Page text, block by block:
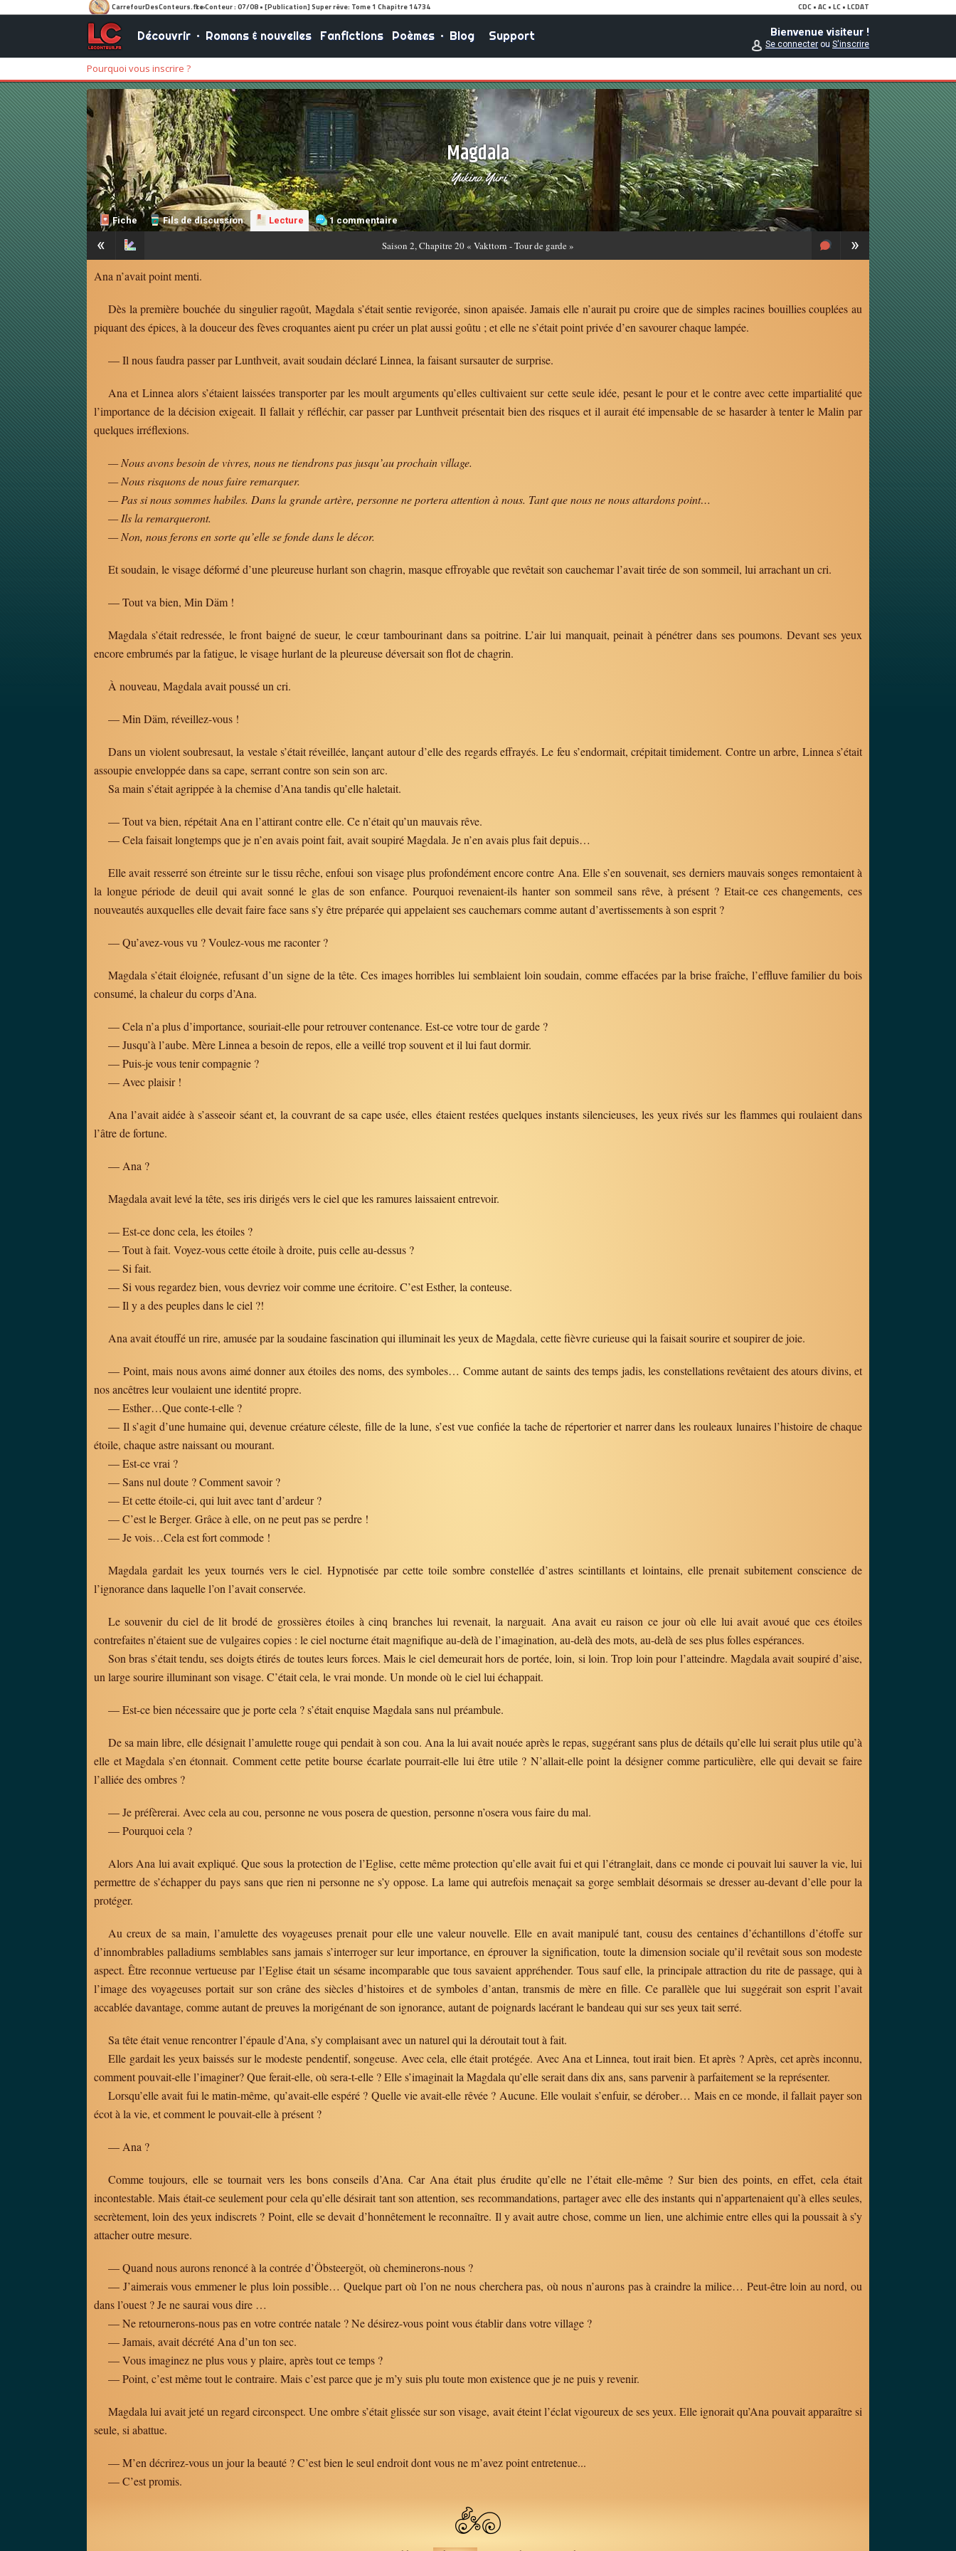
Découvrir• Romans & nouvelles Fanfictions Poèmes• Blog Support Bienvenue visiteur !
Se connecterou S'inscrire
Pourquoi vous inscrire ?
Magdala
Yukino Yuri
Fiche Fils de discussion Lecture 1 commentaire
« »
Saison 2, Chapitre 20 « Vakttorn - Tour de garde »
Ana n’avait point menti.
Dès la première bouchée du singulier ragoût, Magdala s’était sentie revigorée, sinon apaisée. Jamais elle n’aurait pu croire que de simples racines bouillies couplées au
piquant des épices, à la douceur des fèves croquantes aient pu créer un plat aussi goûtu ; et elle ne s’était point privée d’en savourer chaque lampée.
— Il nous faudra passer par Lunthveit, avait soudain déclaré Linnea, la faisant sursauter de surprise.
Ana et Linnea alors s’étaient laissées transporter par les moult arguments qu’elles cultivaient sur cette seule idée, pesant le pour et le contre avec cette impartialité que
l’importance de la décision exigeait. Il fallait y réfléchir, car passer par Lunthveit présentait bien des risques et il aurait été impensable de se hasarder à tenter le Malin par
quelques irréflexions.
— Nous avons besoin de vivres, nous ne tiendrons pas jusqu’au prochain village.
— Nous risquons de nous faire remarquer.
— Pas si nous sommes habiles. Dans la grande artère, personne ne portera attention à nous. Tant que nous ne nous attardons point…
— Ils la remarqueront.
— Non, nous ferons en sorte qu’elle se fonde dans le décor.
Et soudain, le visage déformé d’une pleureuse hurlant son chagrin, masque effroyable que revêtait son cauchemar l’avait tirée de son sommeil, lui arrachant un cri.
— Tout va bien, Min Däm !
Magdala s’était redressée, le front baigné de sueur, le cœur tambourinant dans sa poitrine. L’air lui manquait, peinait à pénétrer dans ses poumons. Devant ses yeux
encore embrumés par la fatigue, le visage hurlant de la pleureuse déversait son flot de chagrin.
À nouveau, Magdala avait poussé un cri.
— Min Däm, réveillez-vous !
Dans un violent soubresaut, la vestale s’était réveillée, lançant autour d’elle des regards effrayés. Le feu s’endormait, crépitait timidement. Contre un arbre, Linnea s’était
assoupie enveloppée dans sa cape, serrant contre son sein son arc.
Sa main s’était agrippée à la chemise d’Ana tandis qu’elle haletait.
— Tout va bien, répétait Ana en l’attirant contre elle. Ce n’était qu’un mauvais rêve.
— Cela faisait longtemps que je n’en avais point fait, avait soupiré Magdala. Je n’en avais plus fait depuis…
Elle avait resserré son étreinte sur le tissu rêche, enfoui son visage plus profondément encore contre Ana. Elle s’en souvenait, ses derniers mauvais songes remontaient à
la longue période de deuil qui avait sonné le glas de son enfance. Pourquoi revenaient-ils hanter son sommeil sans rêve, à présent ? Etait-ce ces changements, ces
nouveautés auxquelles elle devait faire face sans s’y être préparée qui appelaient ses cauchemars comme autant d’avertissements à son esprit ?
— Qu’avez-vous vu ? Voulez-vous me raconter ?
Magdala s’était éloignée, refusant d’un signe de la tête. Ces images horribles lui semblaient loin soudain, comme effacées par la brise fraîche, l’effluve familier du bois
consumé, la chaleur du corps d’Ana.
— Cela n’a plus d’importance, souriait-elle pour retrouver contenance. Est-ce votre tour de garde ?
— Jusqu’à l’aube. Mère Linnea a besoin de repos, elle a veillé trop souvent et il lui faut dormir.
— Puis-je vous tenir compagnie ?
— Avec plaisir !
Ana l’avait aidée à s’asseoir séant et, la couvrant de sa cape usée, elles étaient restées quelques instants silencieuses, les yeux rivés sur les flammes qui roulaient dans
l’âtre de fortune.
— Ana ?
Magdala avait levé la tête, ses iris dirigés vers le ciel que les ramures laissaient entrevoir.
— Est-ce donc cela, les étoiles ?
— Tout à fait. Voyez-vous cette étoile à droite, puis celle au-dessus ?
— Si fait.
— Si vous regardez bien, vous devriez voir comme une écritoire. C’est Esther, la conteuse.
— Il y a des peuples dans le ciel ?!
Ana avait étouffé un rire, amusée par la soudaine fascination qui illuminait les yeux de Magdala, cette fièvre curieuse qui la faisait sourire et soupirer de joie.
— Point, mais nous avons aimé donner aux étoiles des noms, des symboles… Comme autant de saints des temps jadis, les constellations revêtaient des atours divins, et
nos ancêtres leur voulaient une identité propre.
— Esther…Que conte-t-elle ?
— Il s’agit d’une humaine qui, devenue créature céleste, fille de la lune, s’est vue confiée la tache de répertorier et narrer dans les rouleaux lunaires l’histoire de chaque
étoile, chaque astre naissant ou mourant.
— Est-ce vrai ?
— Sans nul doute ? Comment savoir ?
— Et cette étoile-ci, qui luit avec tant d’ardeur ?
— C’est le Berger. Grâce à elle, on ne peut pas se perdre !
— Je vois…Cela est fort commode !
Magdala gardait les yeux tournés vers le ciel. Hypnotisée par cette toile sombre constellée d’astres scintillants et lointains, elle prenait subitement conscience de
l’ignorance dans laquelle l’on l’avait conservée.
Le souvenir du ciel de lit brodé de grossières étoiles à cinq branches lui revenait, la narguait. Ana avait eu raison ce jour où elle lui avait avoué que ces étoiles
contrefaites n’étaient sue de vulgaires copies : le ciel nocturne était magnifique au-delà de l’imagination, au-delà des mots, au-delà de ses plus folles espérances.
Son bras s’était tendu, ses doigts étirés de toutes leurs forces. Mais le ciel demeurait hors de portée, loin, si loin. Trop loin pour l’atteindre. Magdala avait soupiré d’aise,
un large sourire illuminant son visage. C’était cela, le vrai monde. Un monde où le ciel lui échappait.
— Est-ce bien nécessaire que je porte cela ? s’était enquise Magdala sans nul préambule.
De sa main libre, elle désignait l’amulette rouge qui pendait à son cou. Ana la lui avait nouée après le repas, suggérant sans plus de détails qu’elle lui serait plus utile qu’à
elle et Magdala s’en étonnait. Comment cette petite bourse écarlate pourrait-elle lui être utile ? N’allait-elle point la désigner comme particulière, elle qui devait se faire
l’alliée des ombres ?
— Je préfèrerai. Avec cela au cou, personne ne vous posera de question, personne n’osera vous faire du mal.
— Pourquoi cela ?
Alors Ana lui avait expliqué. Que sous la protection de l’Eglise, cette même protection qu’elle avait fui et qui l’étranglait, dans ce monde ci pouvait lui sauver la vie, lui
permettre de s’échapper du pays sans que rien ni personne ne s’y oppose. La lame qui autrefois menaçait sa gorge semblait désormais se dresser au-devant d’elle pour la
protéger.
Au creux de sa main, l’amulette des voyageuses prenait pour elle une valeur nouvelle. Elle en avait manipulé tant, cousu des centaines d’échantillons d’étoffe sur
d’innombrables palladiums semblables sans jamais s’interroger sur leur importance, en éprouver la signification, toute la dimension sociale qu’il revêtait sous son modeste
aspect. Être reconnue vertueuse par l’Eglise était un sésame incomparable que tous savaient appréhender. Tous sauf elle, la principale attraction du rite de passage, qui à
l’image des voyageuses portait sur son crâne des siècles d’histoires et de symboles d’antan, transmis de mère en fille. Ce parallèle que lui suggérait son esprit l’avait
accablée davantage, comme autant de preuves la morigénant de son ignorance, autant de poignards lacérant le bandeau qui sur ses yeux tait serré.
Sa tête était venue rencontrer l’épaule d’Ana, s’y complaisant avec un naturel qui la déroutait tout à fait.
Elle gardait les yeux baissés sur le modeste pendentif, songeuse. Avec cela, elle était protégée. Avec Ana et Linnea, tout irait bien. Et après ? Après, cet après inconnu,
comment pouvait-elle l’imaginer? Que ferait-elle, où sera-t-elle ? Elle s’imaginait la Magdala qu’elle serait dans dix ans, sans parvenir à parfaitement se la représenter.
Lorsqu’elle avait fui le matin-même, qu’avait-elle espéré ? Quelle vie avait-elle rêvée ? Aucune. Elle voulait s’enfuir, se dérober… Mais en ce monde, il fallait payer son
écot à la vie, et comment le pouvait-elle à présent ?
— Ana ?
Comme toujours, elle se tournait vers les bons conseils d’Ana. Car Ana était plus érudite qu’elle ne l’était elle-même ? Sur bien des points, en effet, cela était
incontestable. Mais était-ce seulement pour cela qu’elle désirait tant son attention, ses recommandations, partager avec elle des instants qui n’appartenaient qu’à elles seules,
secrètement, loin des yeux indiscrets ? Point, elle se devait d’honnêtement le reconnaître. Il y avait autre chose, comme un lien, une alchimie entre elles qui la poussait à s’y
attacher outre mesure.
— Quand nous aurons renoncé à la contrée d’Öbsteergöt, où cheminerons-nous ?
— J’aimerais vous emmener le plus loin possible… Quelque part où l’on ne nous cherchera pas, où nous n’aurons pas à craindre la milice… Peut-être loin au nord, ou
dans l’ouest ? Je ne saurai vous dire …
— Ne retournerons-nous pas en votre contrée natale ? Ne désirez-vous point vous établir dans votre village ?
— Jamais, avait décrété Ana d’un ton sec.
— Vous imaginez ne plus vous y plaire, après tout ce temps ?
— Point, c’est même tout le contraire. Mais c’est parce que je m’y suis plu toute mon existence que je ne puis y revenir.
Magdala lui avait jeté un regard circonspect. Une ombre s’était glissée sur son visage, avait éteint l’éclat vigoureux de ses yeux. Elle ignorait qu’Ana pouvait apparaître si
seule, si abattue.
— M’en décrirez-vous un jour la beauté ? C’est bien le seul endroit dont vous ne m’avez point entretenue...
— C’est promis.